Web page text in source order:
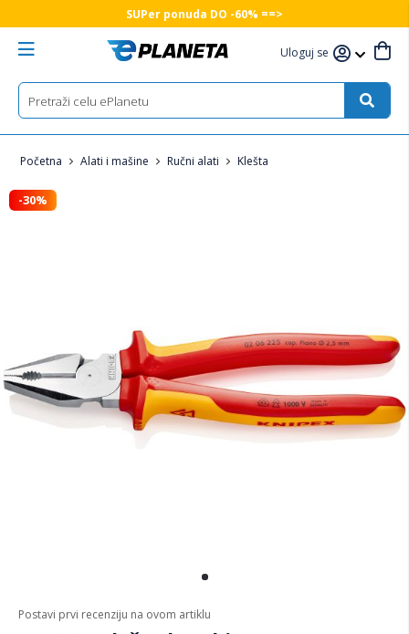
SUPer ponuda DO -60% ==>
Uloguj se
Početna Alati i mašine Ručni alati Klešta
Postavi prvi recenziju na ovom artiklu
-30%